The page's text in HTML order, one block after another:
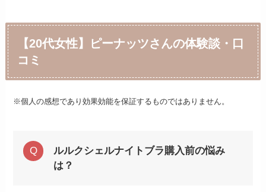
【20代女性】ピーナッツさんの体験談・口
コミ
※個人の感想であり効果効能を保証するものではありません。
ルルクシェルナイトブラ購入前の悩み
は？